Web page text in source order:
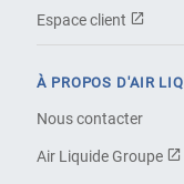
Espace client
À PROPOS D'AIR
Nous contacter
Air Liquide Groupe